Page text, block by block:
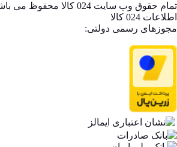
تمام حقوق وب سایت 024 کالا
اطلاعات 024 کالا
مجوزهای رسمی دولتی: